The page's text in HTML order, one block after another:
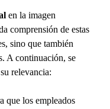
en la imagen
comprensión de estas
sino que también
A continuación, se
relevancia:
que los empleados